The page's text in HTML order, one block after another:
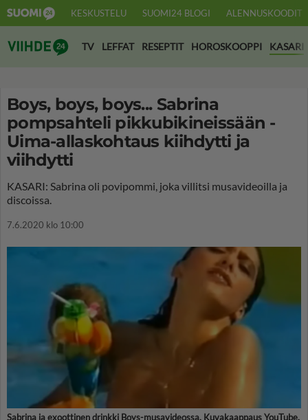
KESKUSTELU SUOMI24 BLOGI ALENNUSKOODIT
Suomi24 Viihde
TV LEFFAT RESEPTIT HOROSKOOPPI KASARI
Boys, boys, boys... Sabrina
pompsahteli pikkubikineissään -
Uima-allaskohtaus kiihdytti ja
viihdytti
KASARI: Sabrina oli povipommi, joka villitsi musavideoilla ja
discoissa.
7.6.2020 klo 10:00
Sabrina ja exoottinen drinkki Boys-musavideossa. Kuvakaappaus YouTube.